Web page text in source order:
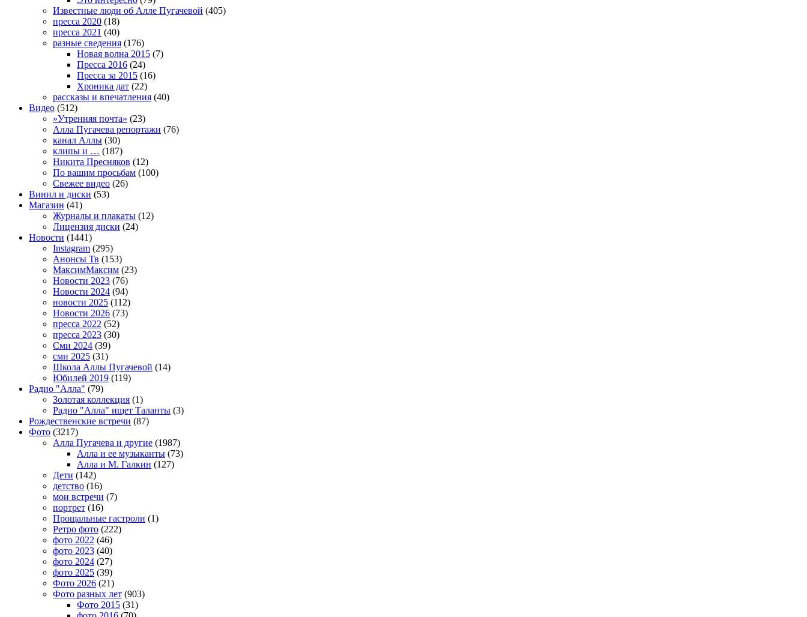
Известные люди об Алле Пугачевой (405)
пресса 2020 (18)
пресса 2021 (40)
разные сведения (176)
Новая волна 2015 (7)
Пресса 2016 (24)
Пресса за 2015 (16)
Хроника дат (22)
рассказы и впечатления (40)
Видео (512)
»Утренняя почта» (23)
Алла Пугачева репортажи (76)
канал Аллы (30)
клипы и … (187)
Никита Пресняков (12)
По вашим просьбам (100)
Свежее видео (26)
Винил и диски (53)
Магазин (41)
Журналы и плакаты (12)
Лицензия диски (24)
Новости (1441)
Instagram (295)
Анонсы Тв (153)
МаксимМаксим (23)
Новости 2023 (76)
Новости 2024 (94)
новости 2025 (112)
Новости 2026 (73)
пресса 2022 (52)
пресса 2023 (30)
Сми 2024 (39)
сми 2025 (31)
Школа Аллы Пугачевой (14)
Юбилей 2019 (119)
Радио "Алла" (79)
Золотая коллекция (1)
Радио "Алла" ищет Таланты (3)
Рождественские встречи (87)
Фото (3217)
Алла Пугачева и другие (1987)
Алла и ее музыканты (73)
Алла и М. Галкин (127)
Дети (142)
детство (16)
мои встречи (7)
портрет (16)
Прощальные гастроли (1)
Ретро фото (222)
фото 2022 (46)
фото 2023 (40)
фото 2024 (27)
фото 2025 (39)
Фото 2026 (21)
Фото разных лет (903)
Фото 2015 (31)